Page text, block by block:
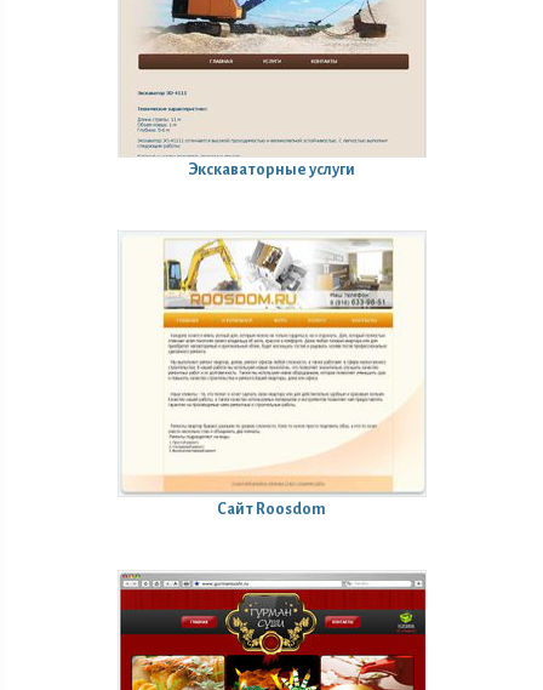
Экскаваторные услуги
Сайт Roosdom